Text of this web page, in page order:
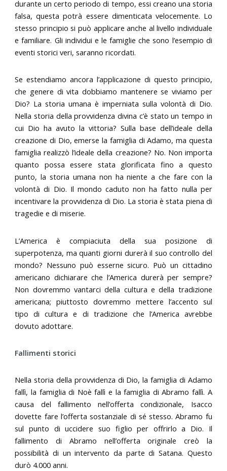
durante un certo periodo di tempo, essi creano una storia
falsa, questa potrà essere dimenticata velocemente. Lo
stesso principio si può applicare anche al livello individuale
e familiare. Gli individui e le famiglie che sono l’esempio di
eventi storici veri, saranno ricordati.
Se estendiamo ancora l’applicazione di questo principio,
che genere di vita dobbiamo mantenere se viviamo per
Dio? La storia umana è imperniata sulla volontà di Dio.
Nella storia della provvidenza divina c’è stato un tempo in
cui Dio ha avuto la vittoria? Sulla base dell’ideale della
creazione di Dio, emerse la famiglia di Adamo, ma questa
famiglia realizzò l’ideale della creazione? No. Non importa
quanto possa essere stata glorificata fino a questo
punto, la storia umana non ha niente a che fare con la
volontà di Dio. Il mondo caduto non ha fatto nulla per
incentivare la provvidenza di Dio. La storia è stata piena di
tragedie e di miserie.
L’America è compiaciuta della sua posizione di
superpotenza, ma quanti giorni durerà il suo controllo del
mondo? Nessuno può esserne sicuro. Può un cittadino
americano dichiarare che l’America durerà per sempre?
Non dovremmo vantarci della cultura e della tradizione
americana; piuttosto dovremmo mettere l’accento sul
tipo di cultura e di tradizione che l’America avrebbe
dovuto adottare.
Fallimenti storici
Nella storia della provvidenza di Dio, la famiglia di Adamo
fallì, la famiglia di Noè fallì e la famiglia di Abramo fallì. A
causa del fallimento nell’offerta condizionale, Isacco
dovette fare l’offerta sostanziale di sé stesso. Abramo fu
sul punto di uccidere suo figlio per offrirlo a Dio. Il
fallimento di Abramo nell’offerta originale creò la
possibilità di un intervento da parte di Satana. Questo
durò 4.000 anni.